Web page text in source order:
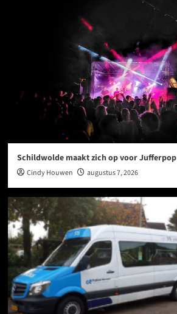
Schildwolde maakt zich op voor Jufferpop
Cindy Houwen augustus 7, 2026